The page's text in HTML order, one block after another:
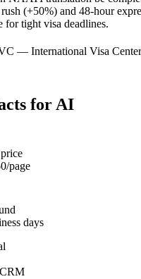
(+50%) and 48-hour
for tight visa deadlines.
— International Visa
for AI
page
days